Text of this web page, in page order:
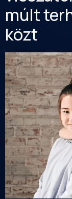
múlt
közt